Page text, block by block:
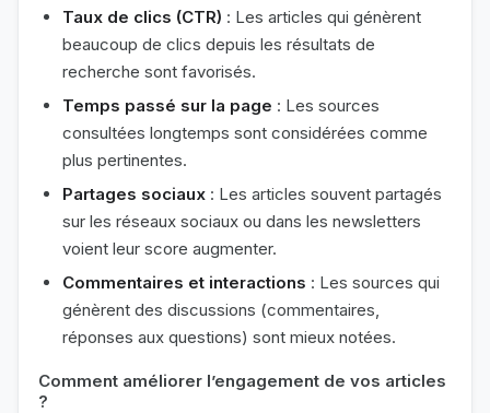
Taux de clics (CTR) : Les articles qui génèrent
beaucoup de clics depuis les résultats de
recherche sont favorisés.
Temps passé sur la page : Les sources
consultées longtemps sont considérées comme
plus pertinentes.
Partages sociaux : Les articles souvent partagés
sur les réseaux sociaux ou dans les newsletters
voient leur score augmenter.
Commentaires et interactions : Les sources qui
génèrent des discussions (commentaires,
réponses aux questions) sont mieux notées.
Comment améliorer l’engagement de vos articles
?